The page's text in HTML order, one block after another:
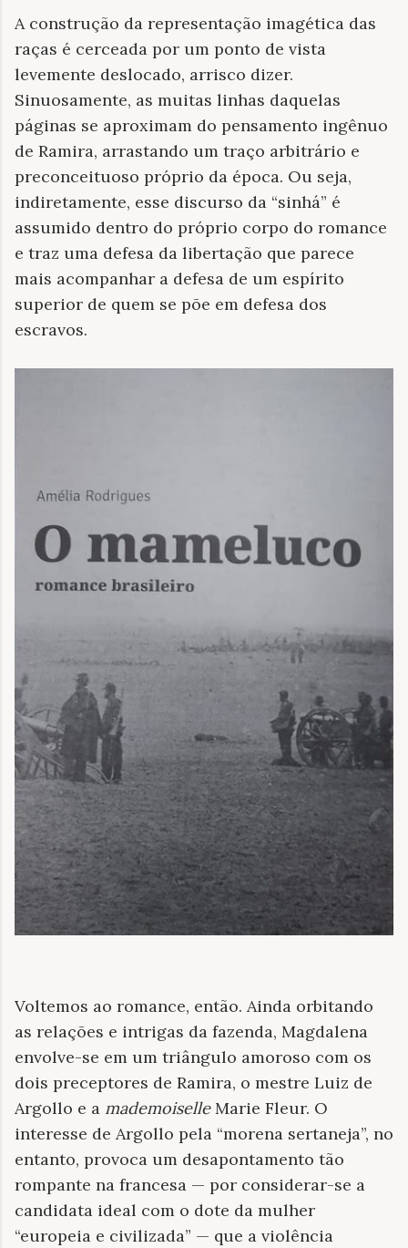
A construção da representação imagética das
raças é cerceada por um ponto de vista
levemente deslocado, arrisco dizer.
Sinuosamente, as muitas linhas daquelas
páginas se aproximam do pensamento ingênuo
de Ramira, arrastando um traço arbitrário e
preconceituoso próprio da época. Ou seja,
indiretamente, esse discurso da “sinhá” é
assumido dentro do próprio corpo do romance
e traz uma defesa da libertação que parece
mais acompanhar a defesa de um espírito
superior de quem se põe em defesa dos
escravos.
Voltemos ao romance, então. Ainda orbitando
as relações e intrigas da fazenda, Magdalena
envolve-se em um triângulo amoroso com os
dois preceptores de Ramira, o mestre Luiz de
Argollo e a mademoiselleMarie Fleur. O
interesse de Argollo pela “morena sertaneja”, no
entanto, provoca um desapontamento tão
rompante na francesa — por considerar-se a
candidata ideal com o dote da mulher
“europeia e civilizada” — que a violência